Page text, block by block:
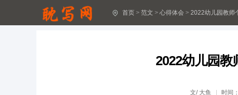
首页 > 范文 > 心得体会 > 2022幼儿园教师
2022幼儿园教
文/ 大鱼 时间：
十八岁成人礼心得体会(精选30篇)